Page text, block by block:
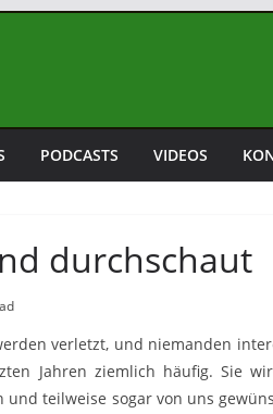
PODCASTS VIDEOS
durchschaut
verletzt, und niemanden
Jahren ziemlich häufig. Sie
teilweise sogar von uns